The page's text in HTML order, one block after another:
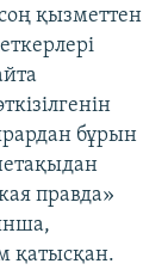
қызметтен
бұрын
правда»
қатысқан.